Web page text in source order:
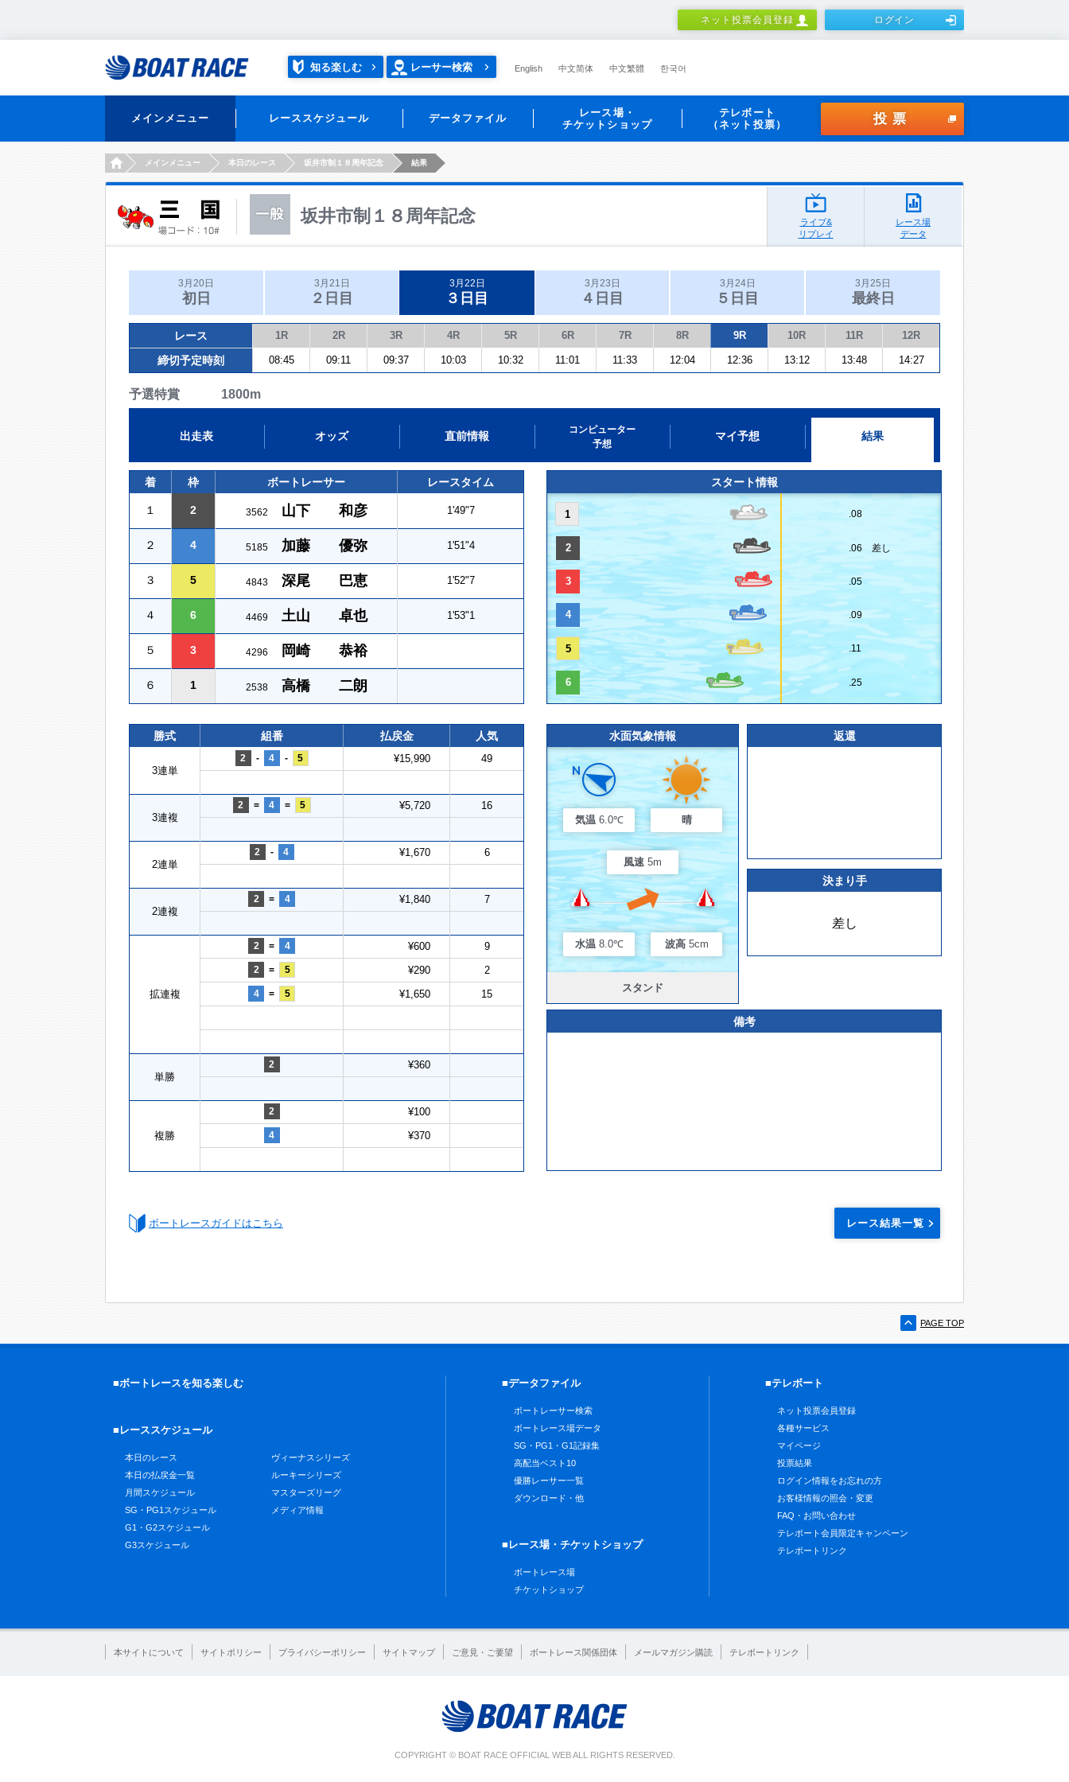
ネット投票会員登録 ログイン
知る楽しむ レーサー検索 English 中文简体 中文繁體 한국어
メインメニュー レーススケジュール データファイル
レース場・
チケットショップ
テレボート
（ネット投票）
投票
HOMEメインメニュー 本日のレース 坂井市制１８周年記念 結果
坂井市制１８周年記念
ライブ&
リプレイ
レース場
データ
3月20日
初日
3月21日
２日目
3月22日
３日目
3月23日
４日目
3月24日
５日目
3月25日
最終日
レース 1R 2R 3R 4R 5R 6R 7R 8R 9R 10R 11R 12R
締切予定時刻 08:45 09:11 09:37 10:03 10:32 11:01 11:33 12:04 12:36 13:12 13:48 14:27
予選特賞 1800m
出走表 オッズ 直前情報
コンピューター
予想
マイ予想 結果
着 枠 ボートレーサー レースタイム
１ 2 3562 山下 和彦 1'49"7
２ 4 5185 加藤 優弥 1'51"4
３ 5 4843 深尾 巴恵 1'52"7
４ 6 4469 土山 卓也 1'53"1
５ 3 4296 岡崎 恭裕
６ 1 2538 高橋 二朗
スタート情報
1 .08
2 .06 差し
3 .05
4 .09
5 .11
6 .25
勝式 組番 払戻金 人気
3連単
2 - 4 - 5 ¥15,990 49
3連複
2 = 4 = 5 ¥5,720 16
2連単
2 - 4 ¥1,670 6
2連複
2 = 4 ¥1,840 7
拡連複
2 = 4 ¥600 9
2 = 5 ¥290 2
4 = 5 ¥1,650 15
単勝
2 ¥360
複勝
2 ¥100
4 ¥370
水面気象情報
気温 6.0℃ 晴
風速 5m
水温 8.0℃ 波高 5cm
スタンド
返還
決まり手
差し
備考
ボートレースガイドはこちら レース結果一覧
PAGE TOP
■ボートレースを知る楽しむ
■レーススケジュール
本日のレース
本日の払戻金一覧
月間スケジュール
SG・PG1スケジュール
G1・G2スケジュール
G3スケジュール
ヴィーナスシリーズ
ルーキーシリーズ
マスターズリーグ
メディア情報
■データファイル
ボートレーサー検索
ボートレース場データ
SG・PG1・G1記録集
高配当ベスト10
優勝レーサー一覧
ダウンロード・他
■レース場・チケットショップ
ボートレース場
チケットショップ
■テレボート
ネット投票会員登録
各種サービス
マイページ
投票結果
ログイン情報をお忘れの方
お客様情報の照会・変更
FAQ・お問い合わせ
テレボート会員限定キャンペーン
テレボートリンク
本サイトについて サイトポリシー プライバシーポリシー サイトマップ ご意見・ご要望 ボートレース関係団体 メールマガジン購読 テレボートリンク
COPYRIGHT © BOAT RACE OFFICIAL WEB ALL RIGHTS RESERVED.